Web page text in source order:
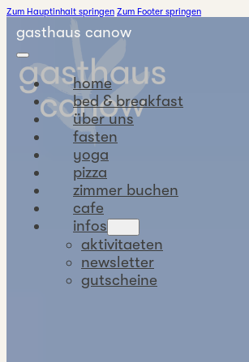
Zum Hauptinhalt springen Zum Footer springen
gasthaus canow
home
bed & breakfast
über uns
fasten
yoga
pizza
zimmer buchen
cafe
infos
aktivitaeten
newsletter
gutscheine